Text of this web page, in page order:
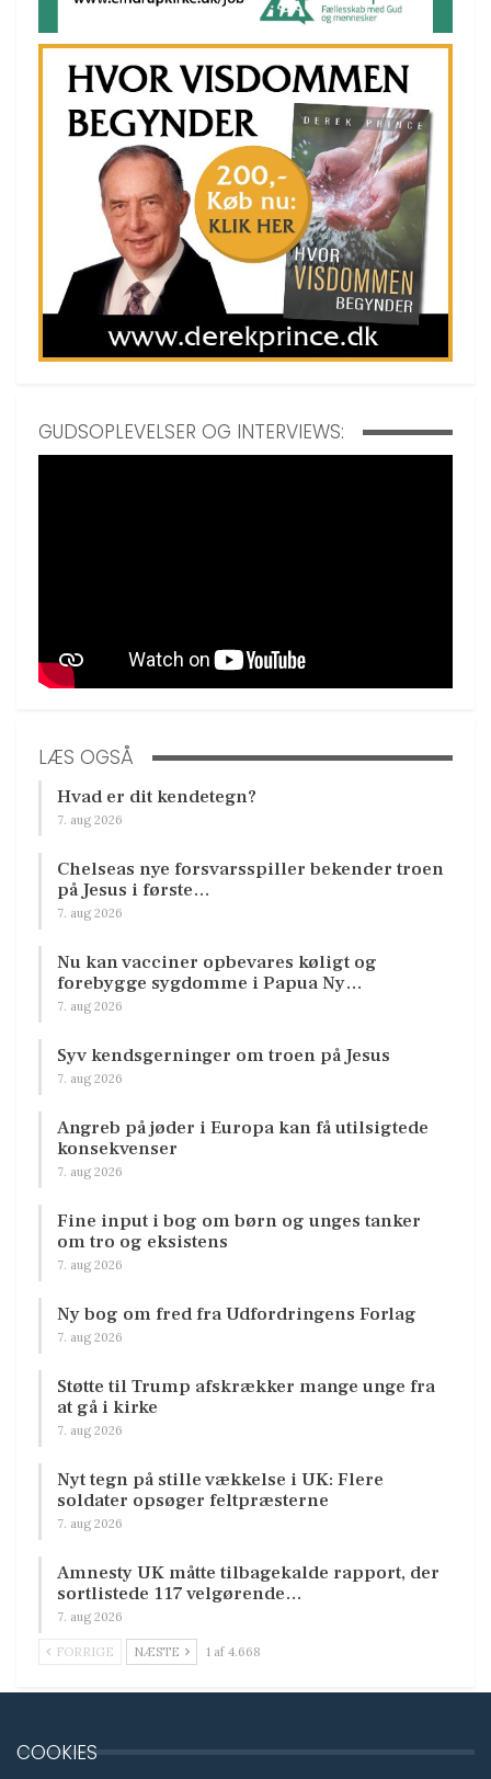
GUDSOPLEVELSER OG INTERVIEWS:
LÆS OGSÅ
Hvad er dit kendetegn?
7. aug 2026
Chelseas nye forsvarsspiller bekender troen
på Jesus i første…
7. aug 2026
Nu kan vacciner opbevares køligt og
forebygge sygdomme i Papua Ny…
7. aug 2026
Syv kendsgerninger om troen på Jesus
7. aug 2026
Angreb på jøder i Europa kan få utilsigtede
konsekvenser
7. aug 2026
Fine input i bog om børn og unges tanker
om tro og eksistens
7. aug 2026
Ny bog om fred fra Udfordringens Forlag
7. aug 2026
Støtte til Trump afskrækker mange unge fra
at gå i kirke
7. aug 2026
Nyt tegn på stille vækkelse i UK: Flere
soldater opsøger feltpræsterne
7. aug 2026
Amnesty UK måtte tilbagekalde rapport, der
sortlistede 117 velgørende…
7. aug 2026
FORRIGE NÆSTE 1 af 4.668
COOKIES